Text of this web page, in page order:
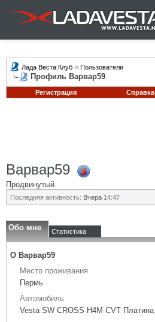
Лада Веста Клуб > Пользователи
Профиль Варвар59
Регистрация Справка
Варвар59
Продвинутый
Последняя активность: Вчера 14:47
Обо мне Статистика
О Варвар59
Место проживания
Пермь
Автомобиль
Vesta SW CROSS H4M CVT Платина